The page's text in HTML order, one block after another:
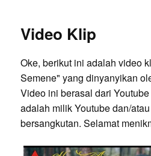
Video Klip
Oke, berikut ini adalah video
Semene" yang dinyanyikan
Video ini berasal dari
adalah milik Youtube dan/
bersangkutan. Selamat